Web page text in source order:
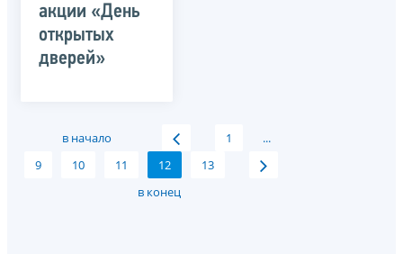
акции «День
открытых
дверей»
в начало 1
...
9
10 11 12
13
в конец